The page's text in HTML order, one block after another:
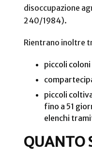
disoccupazione
240/1984).
Rientrano inoltre
piccoli coloni
piccoli
fino a 51
elenchi
QUANTO